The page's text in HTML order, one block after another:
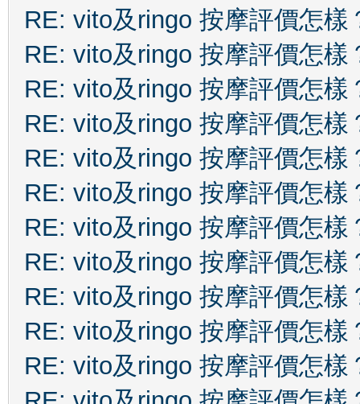
RE: vito及ringo 按摩評價怎樣
RE: vito及ringo 按摩評價怎樣
RE: vito及ringo 按摩評價怎樣
RE: vito及ringo 按摩評價怎樣
RE: vito及ringo 按摩評價怎樣
RE: vito及ringo 按摩評價怎樣
RE: vito及ringo 按摩評價怎樣
RE: vito及ringo 按摩評價怎樣
RE: vito及ringo 按摩評價怎樣
RE: vito及ringo 按摩評價怎樣
RE: vito及ringo 按摩評價怎樣